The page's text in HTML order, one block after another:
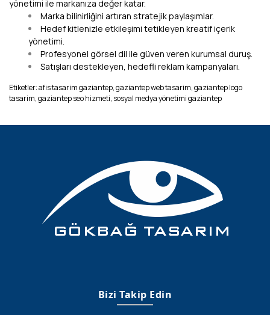
yönetimi ile markanıza değer katar.
Marka bilinirliğini artıran stratejik paylaşımlar.
Hedef kitlenizle etkileşimi tetikleyen kreatif içerik
yönetimi.
Profesyonel görsel dil ile güven veren kurumsal duruş.
Satışları destekleyen, hedefli reklam kampanyaları.
Etiketler: afis tasarim gaziantep, gaziantep web tasarim, gaziantep logo
tasarim, gaziantep seo hizmeti, sosyal medya yönetimi gaziantep
Bizi Takip Edin